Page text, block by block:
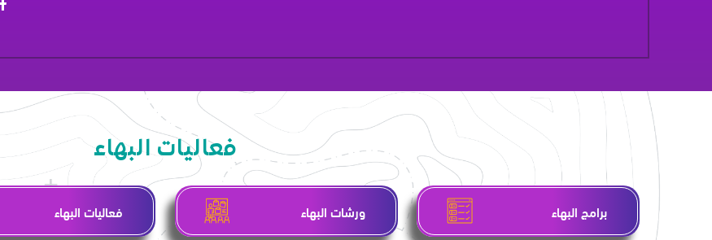
فعاليات البهاء
برامج البهاء ورشات البهاء فعاليات البهاء